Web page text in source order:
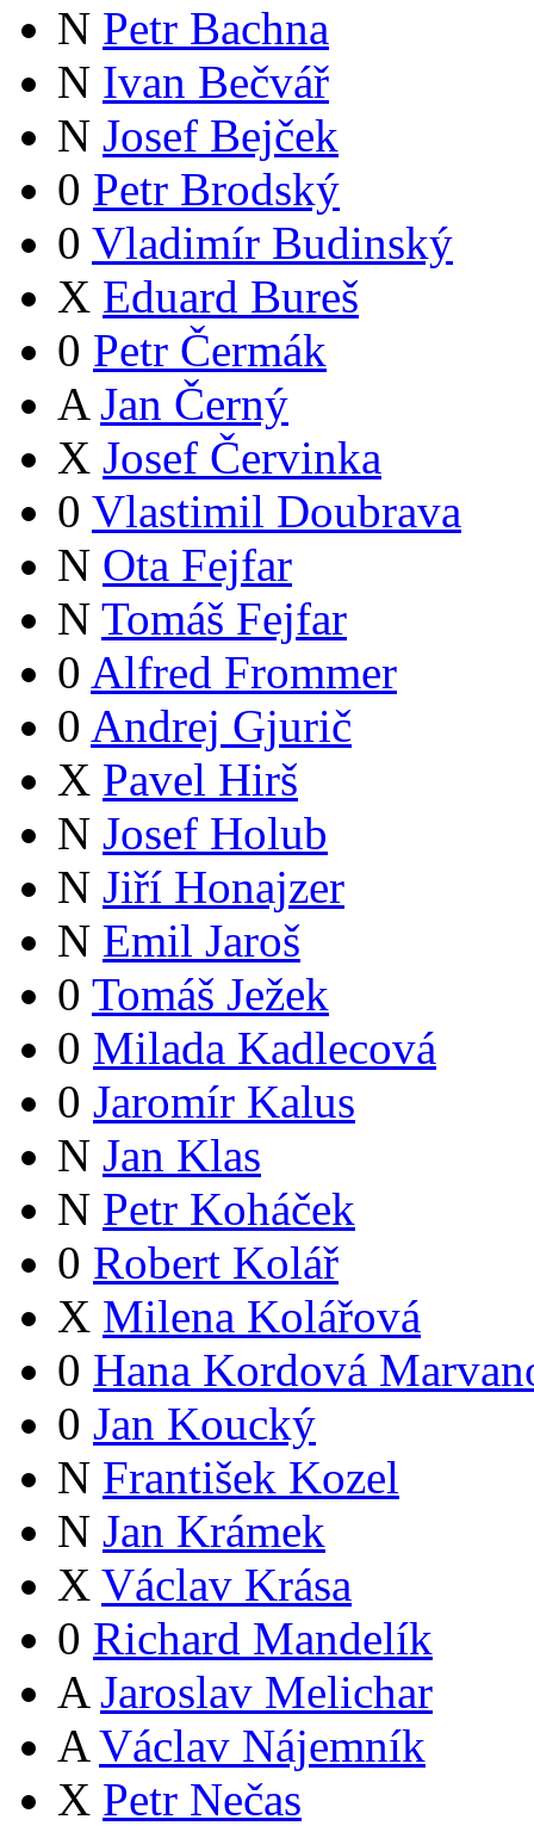
N Petr Bachna
N Ivan Bečvář
N Josef Bejček
0 Petr Brodský
0 Vladimír Budinský
X Eduard Bureš
0 Petr Čermák
A Jan Černý
X Josef Červinka
0 Vlastimil Doubrava
N Ota Fejfar
N Tomáš Fejfar
0 Alfred Frommer
0 Andrej Gjurič
X Pavel Hirš
N Josef Holub
N Jiří Honajzer
N Emil Jaroš
0 Tomáš Ježek
0 Milada Kadlecová
0 Jaromír Kalus
N Jan Klas
N Petr Koháček
0 Robert Kolář
X Milena Kolářová
0 Hana Kordová
0 Jan Koucký
N František Kozel
N Jan Krámek
X Václav Krása
0 Richard Mandelík
A Jaroslav Melichar
A Václav Nájemník
X Petr Nečas